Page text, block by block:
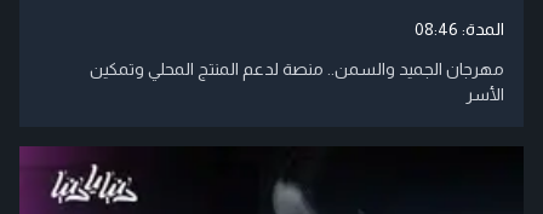
المدة: 08:46
مهرجان الجميد والسمن.. منصة لدعم المنتج المحلي وتمكين
الأسر